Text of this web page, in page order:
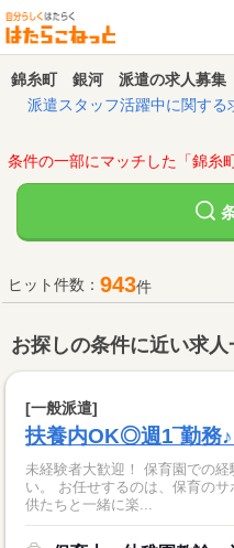
錦糸町 銀河 派遣の求人募集
派遣スタッフ活躍中に関する
条件の一部にマッチした「錦糸
ヒット件数： 943件
お探しの条件に近い求人
[一般派遣]
扶養内OK◎週1‾勤務
未経験者大歓迎！ 保育園での
い。 お任せするのは、保育のサポート業務。 クラス担当はなく、子
供たちと一緒に楽...